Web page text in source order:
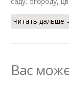
Читать дальше
Вас